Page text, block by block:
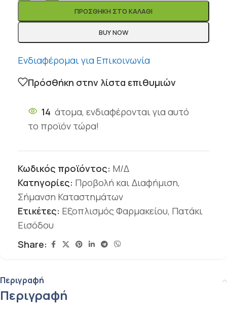
ΠΡΟΣΘΉΚΗ ΣΤΟ ΚΑΛΆΘΙ
BUY NOW
Ενδιαφέρομαι για Επικοινωνία
Πρόσθήκη στην λίστα επιθυμιών
14 άτομα, ενδιαφέρονται για αυτό
το προϊόν τώρα!
Κωδικός προϊόντος: Μ/Δ
Κατηγορίες: Προβολή και Διαφήμιση,
Σήμανση Καταστημάτων
Ετικέτες: Εξοπλισμός Φαρμακείου, Πατάκι
Εισόδου
Share:
Περιγραφή
Περιγραφή